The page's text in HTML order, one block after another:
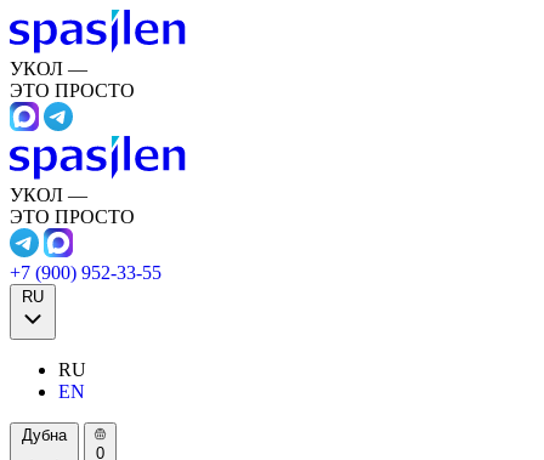
УКОЛ —
ЭТО ПРОСТО
УКОЛ —
ЭТО ПРОСТО
+7 (900) 952-33-55
RU
RU
EN
Дубна
0